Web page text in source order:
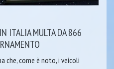
ITALIA MULTA DA 866
che, come è noto, i veicoli